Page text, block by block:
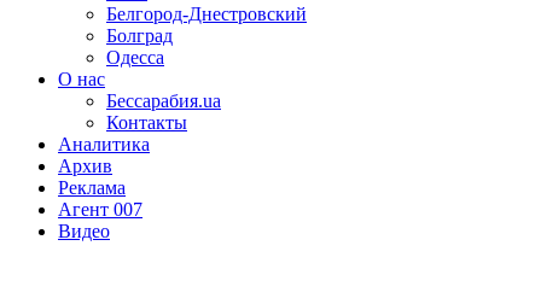
Белгород-Днестровский
Болград
Одесса
О нас
Бессарабия.ua
Контакты
Аналитика
Архив
Реклама
Агент 007
Видео